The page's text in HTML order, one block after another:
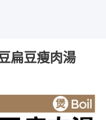
扁豆瘦肉湯